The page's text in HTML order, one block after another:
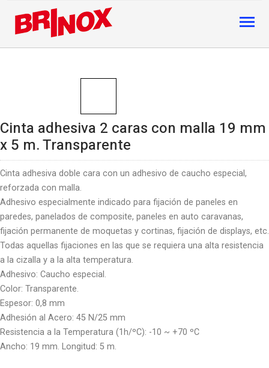
Cinta adhesiva 2 caras con malla 19 mm
x 5 m. Transparente
Cinta adhesiva doble cara con un adhesivo de caucho especial,
reforzada con malla.
Adhesivo especialmente indicado para fijación de paneles en
paredes, panelados de composite, paneles en auto caravanas,
fijación permanente de moquetas y cortinas, fijación de displays, etc.
Todas aquellas fijaciones en las que se requiera una alta resistencia
a la cizalla y a la alta temperatura.
Adhesivo: Caucho especial.
Color: Transparente.
Espesor: 0,8 mm
Adhesión al Acero: 45 N/25 mm
Resistencia a la Temperatura (1h/ºC): -10 ~ +70 ºC
Ancho: 19 mm. Longitud: 5 m.